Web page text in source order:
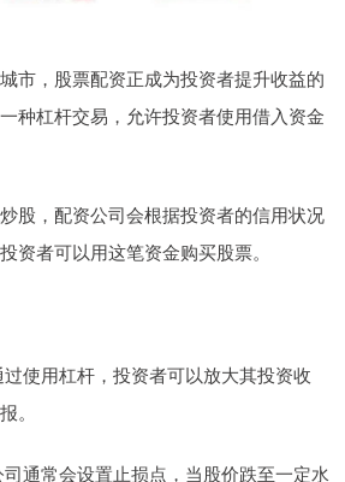
市，股票配资正成为投资者提升收益的
种杠杆交易，允许投资者使用借入资金
股，配资公司会根据投资者的信用状况
资者可以用这笔资金购买股票。
使用杠杆，投资者可以放大其投资收
。
通常会设置止损点，当股价跌至一定水